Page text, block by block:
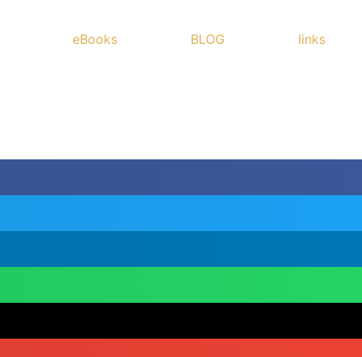
eBooks BLOG links